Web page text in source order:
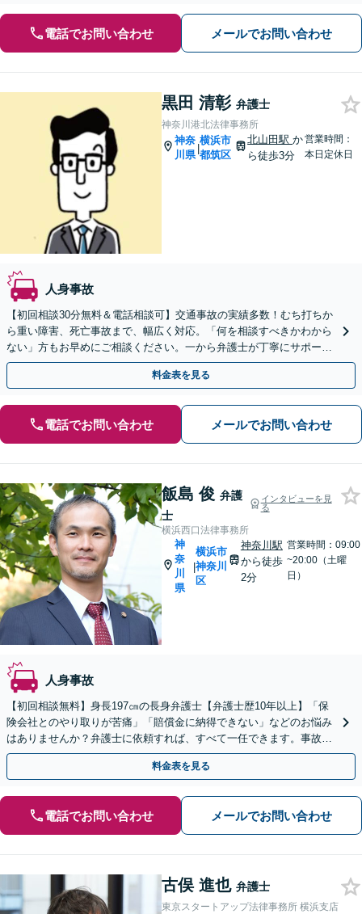
電話でお問い合わせ メールでお問い合わせ
黒田 清彰 弁護士
神奈川港北法律事務所
神奈
川県
|
横浜市
都筑区
北山田駅か
ら徒歩3分
営業時間：
本日定休日
人身事故
【初回相談30分無料＆電話相談可】交通事故の実績多数！むち打ちか
ら重い障害、死亡事故まで、幅広く対応。「何を相談すべきかわから
ない」方もお早めにご相談ください。一から弁護士が丁寧にサポート
いたします【北山田駅3分】【土日祝相談可】
料金表を見る
電話でお問い合わせ メールでお問い合わせ
飯島 俊 弁護
士
インタビューを見
る
横浜西口法律事務所
神
奈
川
県
|
横浜市
神奈川
区
神奈川駅
から徒歩
2分
営業時間：09:00
~20:00（土曜
日）
人身事故
【初回相談無料】身長197㎝の長身弁護士【弁護士歴10年以上】「保
険会社とのやり取りが苦痛」「賠償金に納得できない」などのお悩み
はありませんか？弁護士に依頼すれば、すべて一任できます。事故直
後からの相談も可能【夜間・休日面談】【横浜駅7分】
料金表を見る
電話でお問い合わせ メールでお問い合わせ
古俣 進也 弁護士
東京スタートアップ法律事務所 横浜支店